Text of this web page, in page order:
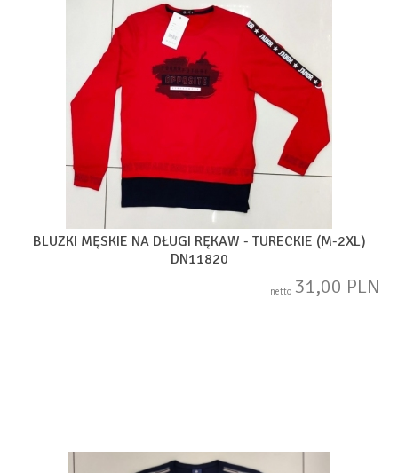
BLUZKI MĘSKIE NA DŁUGI RĘKAW - TURECKIE (M-2XL)
DN11820
netto 31,00 PLN